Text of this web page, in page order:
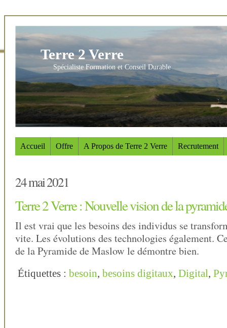
Terre 2 Verre
Spécialiste Formation et Conseil Durable
Accueil Offre A Propos de Terre 2 Verre Recrutement
24 mai 2021
Terre 2 Verre : Nouvelle vision de la
Il est vrai que les besoins des individus se
vite. Les évolutions des technologies également.
de la Pyramide de Maslow le démontre bien.
Étiquettes : besoin, besoins digitaux, Digital,